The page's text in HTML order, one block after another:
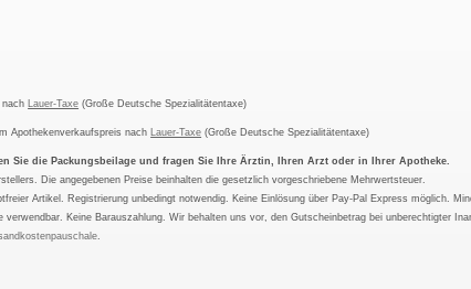
nach Lauer-Taxe (Große Deutsche Spezialitätentaxe)
Apothekenverkaufspreis nach Lauer-Taxe (Große Deutsche Spezialitätentaxe)
Sie die Packungsbeilage und fragen Sie Ihre Ärztin, Ihren Arzt oder in Ihrer Apotheke.
Die angegebenen Preise beinhalten die gesetzlich vorgeschriebene Mehrwertsteuer.
Artikel. Registrierung unbedingt notwendig. Keine Einlösung über Pay-Pal Express möglich.
verwendbar. Keine Barauszahlung. Wir behalten uns vor, den Gutscheinbetrag bei unberechtigter
.